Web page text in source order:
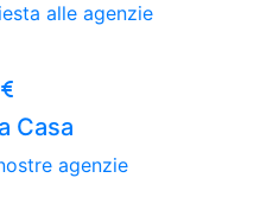
alle agenzie
Casa
agenzie